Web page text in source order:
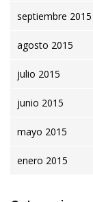
septiembre 2015
agosto 2015
julio 2015
junio 2015
mayo 2015
enero 2015